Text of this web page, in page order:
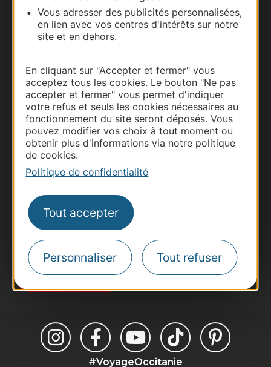
Vous adresser des publicités personnalisées,
en lien avec vos centres d'intérêts sur notre
site et en dehors.
En cliquant sur "Accepter et fermer" vous
acceptez tous les cookies. Le bouton "Ne pas
accepter et fermer" vous permet d'indiquer
votre refus et seuls les cookies nécessaires au
fonctionnement du site seront déposés. Vous
pouvez modifier vos choix à tout moment ou
obtenir plus d'informations via notre politique
de cookies.
Politique de confidentialité
Tout accepter
Personnaliser Tout refuser
Thermalisme
Business/Mice
Pros d'Occitanie
Site presse et d'influence
Destination Sport
Inscrivez-vous à la lettre d'information
Destination Occitanie pour recevoir des
suggestions de séjours, de visites et de sorties.
Je m'abonne
#VoyageOccitanie